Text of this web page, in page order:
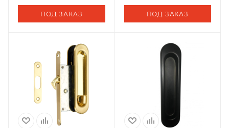
ПОД ЗАКАЗ ПОД ЗАКАЗ